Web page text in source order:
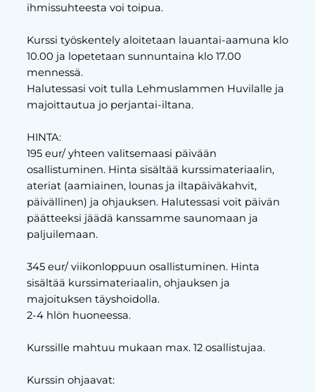
ihmissuhteesta voi toipua.
Kurssi työskentely aloitetaan lauantai-aamuna klo
10.00 ja lopetetaan sunnuntaina klo 17.00
mennessä.
Halutessasi voit tulla Lehmuslammen Huvilalle ja
majoittautua jo perjantai-iltana.
HINTA:
195 eur/ yhteen valitsemaasi päivään
osallistuminen. Hinta sisältää kurssimateriaalin,
ateriat (aamiainen, lounas ja iltapäiväkahvit,
päivällinen) ja ohjauksen. Halutessasi voit päivän
päätteeksi jäädä kanssamme saunomaan ja
paljuilemaan.
345 eur/ viikonloppuun osallistuminen. Hinta
sisältää kurssimateriaalin, ohjauksen ja
majoituksen täyshoidolla.
2-4 hlön huoneessa.
Kurssille mahtuu mukaan max. 12 osallistujaa.
Kurssin ohjaavat: